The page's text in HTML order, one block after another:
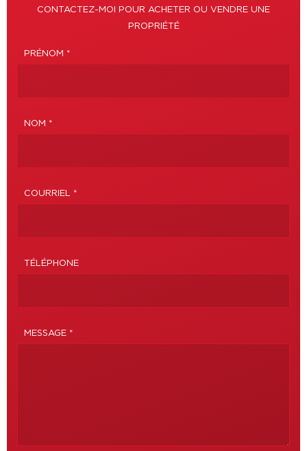
CONTACTEZ-MOI POUR ACHETER OU VENDRE UNE
PROPRIÉTÉ
PRÉNOM *
NOM *
COURRIEL *
TÉLÉPHONE
MESSAGE *